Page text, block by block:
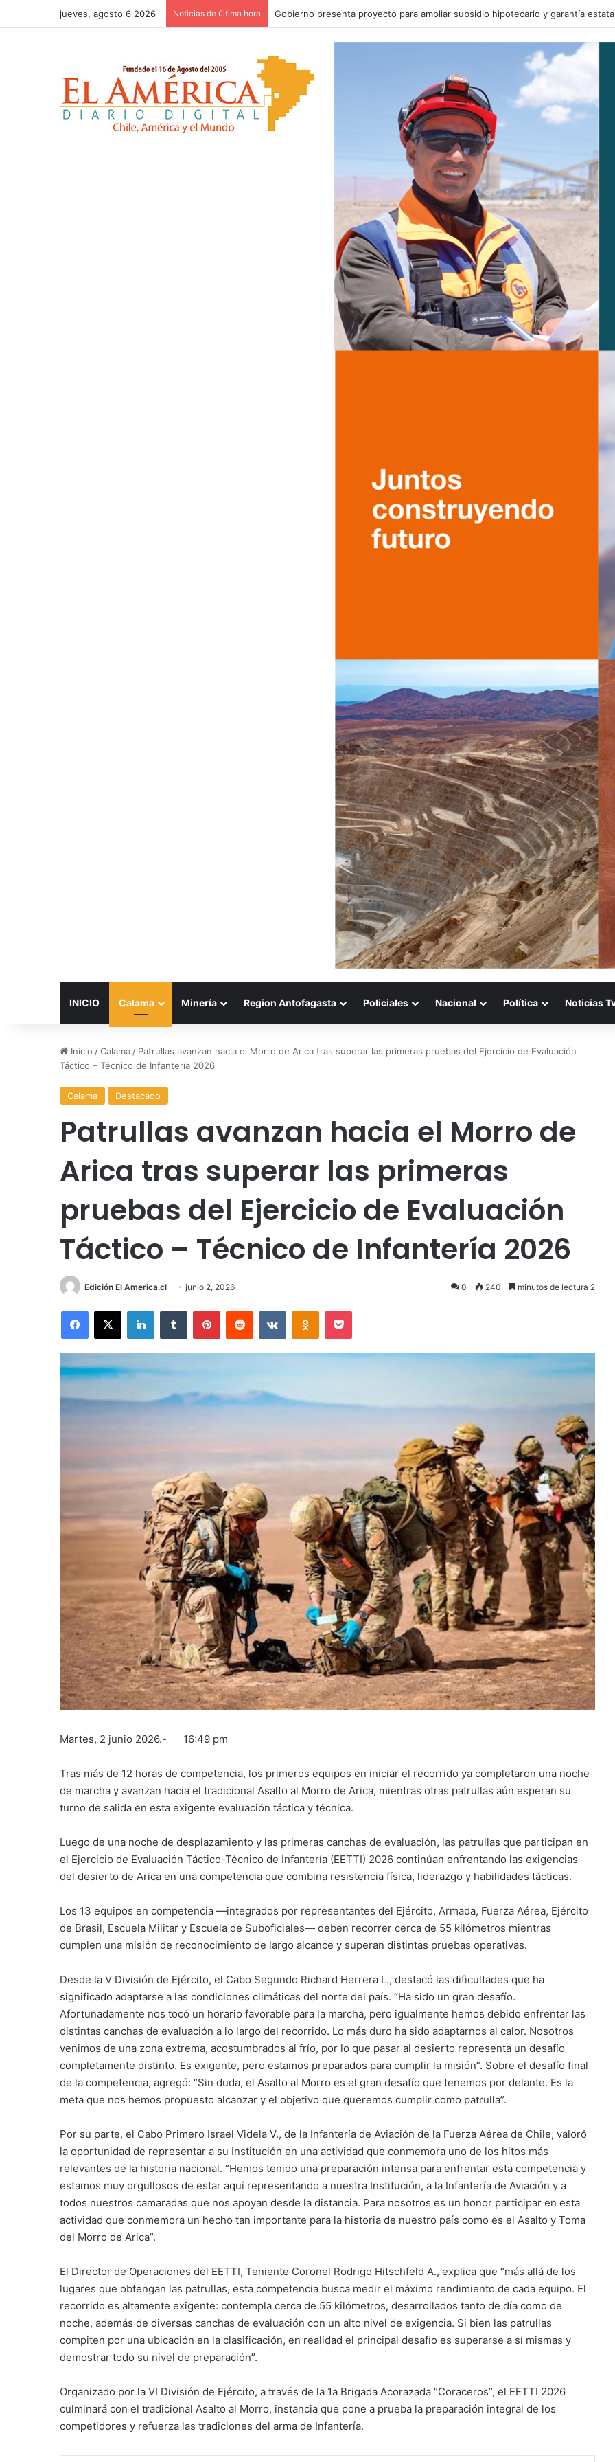
jueves, agosto 6 2026 Noticias de última hora Congreso despacha Plan de Reconstrucción Nacional y Desarrollo Económico y
INICIO Calama Minería Region Antofagasta Policiales Nacional Política Noticias
Inicio /Calama / Patrullas avanzan hacia el Morro de Arica tras superar las primeras pruebas del Ejercicio de Evaluación
Táctico – Técnico de Infantería 2026
Calama Destacado
Patrullas avanzan hacia el Morro de
Arica tras superar las primeras
pruebas del Ejercicio de Evaluación
Táctico – Técnico de Infantería 2026
Edición El America.cl junio 2, 2026 0 240 minutos de lectura 2
Facebook
X LinkedInTumblr PinterestReddit VKontakteOdnoklassniki
Pocket
Martes, 2 junio 2026.- 16:49 pm
Tras más de 12 horas de competencia, los primeros equipos en iniciar el recorrido ya completaron una noche
de marcha y avanzan hacia el tradicional Asalto al Morro de Arica, mientras otras patrullas aún esperan su
turno de salida en esta exigente evaluación táctica y técnica.
Luego de una noche de desplazamiento y las primeras canchas de evaluación, las patrullas que participan en
el Ejercicio de Evaluación Táctico-Técnico de Infantería (EETTI) 2026 continúan enfrentando las exigencias
del desierto de Arica en una competencia que combina resistencia física, liderazgo y habilidades tácticas.
Los 13 equipos en competencia —integrados por representantes del Ejército, Armada, Fuerza Aérea, Ejército
de Brasil, Escuela Militar y Escuela de Suboficiales— deben recorrer cerca de 55 kilómetros mientras
cumplen una misión de reconocimiento de largo alcance y superan distintas pruebas operativas.
Desde la V División de Ejército, el Cabo Segundo Richard Herrera L., destacó las dificultades que ha
significado adaptarse a las condiciones climáticas del norte del país. “Ha sido un gran desafío.
Afortunadamente nos tocó un horario favorable para la marcha, pero igualmente hemos debido enfrentar las
distintas canchas de evaluación a lo largo del recorrido. Lo más duro ha sido adaptarnos al calor. Nosotros
venimos de una zona extrema, acostumbrados al frío, por lo que pasar al desierto representa un desafío
completamente distinto. Es exigente, pero estamos preparados para cumplir la misión”. Sobre el desafío final
de la competencia, agregó: “Sin duda, el Asalto al Morro es el gran desafío que tenemos por delante. Es la
meta que nos hemos propuesto alcanzar y el objetivo que queremos cumplir como patrulla”.
Por su parte, el Cabo Primero Israel Videla V., de la Infantería de Aviación de la Fuerza Aérea de Chile, valoró
la oportunidad de representar a su Institución en una actividad que conmemora uno de los hitos más
relevantes de la historia nacional. “Hemos tenido una preparación intensa para enfrentar esta competencia y
estamos muy orgullosos de estar aquí representando a nuestra Institución, a la Infantería de Aviación y a
todos nuestros camaradas que nos apoyan desde la distancia. Para nosotros es un honor participar en esta
actividad que conmemora un hecho tan importante para la historia de nuestro país como es el Asalto y Toma
del Morro de Arica”.
El Director de Operaciones del EETTI, Teniente Coronel Rodrigo Hitschfeld A., explica que “más allá de los
lugares que obtengan las patrullas, esta competencia busca medir el máximo rendimiento de cada equipo. El
recorrido es altamente exigente: contempla cerca de 55 kilómetros, desarrollados tanto de día como de
noche, además de diversas canchas de evaluación con un alto nivel de exigencia. Si bien las patrullas
compiten por una ubicación en la clasificación, en realidad el principal desafío es superarse a sí mismas y
demostrar todo su nivel de preparación”.
Organizado por la VI División de Ejército, a través de la 1a Brigada Acorazada “Coraceros”, el EETTI 2026
culminará con el tradicional Asalto al Morro, instancia que pone a prueba la preparación integral de los
competidores y refuerza las tradiciones del arma de Infantería.